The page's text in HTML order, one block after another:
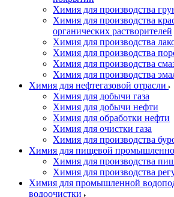
Химия для производства
Химия для производства
органических растворителей
Химия для производства
Химия для производства
Химия для производства
Химия для производства
Химия для нефтегазовой отрасли
Химия для добычи газа
Химия для добычи нефти
Химия для обработки нефти
Химия для очистки газа
Химия для производства
Химия для пищевой
Химия для производства
Химия для производства
Химия для промышленной
водоочистки